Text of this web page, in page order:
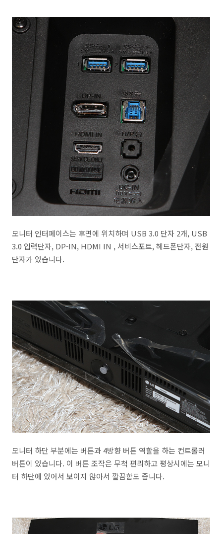
모니터 인터페이스는 후면에 위치하며 USB 3.0 단자 2개, USB
3.0 입력단자, DP-IN, HDMI IN , 서비스포트, 헤드폰단자, 전원
단자가 있습니다.
모니터 하단 부분에는 버튼과 4방향 버튼 역할을 하는 컨트롤러
버튼이 있습니다. 이 버튼 조작은 무척 편리하고 평상시에는 모니
터 하단에 있어서 보이지 않아서 깔끔함도 줍니다.